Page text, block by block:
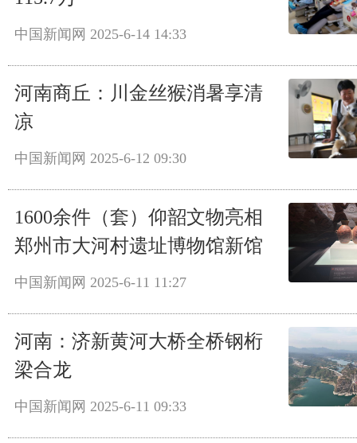
中国新闻网 2025-6-14 14:33
河南商丘：川金丝猴消暑享清
凉
中国新闻网 2025-6-12 09:30
1600余件（套）仰韶文物亮相
郑州市大河村遗址博物馆新馆
中国新闻网 2025-6-11 11:27
河南：济新黄河大桥全桥钢桁
梁合龙
中国新闻网 2025-6-11 09:33